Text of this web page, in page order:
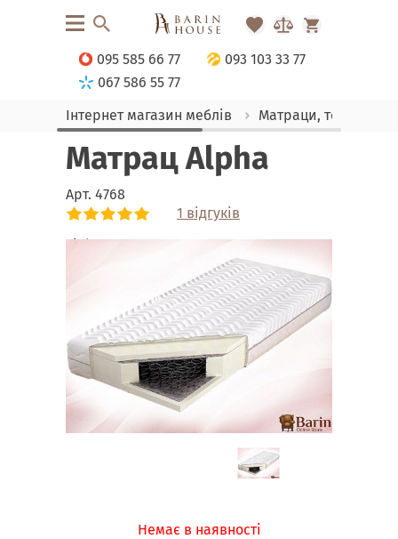
095 585 66 77
093 103 33 77
067 586 55 77
Інтернет магазин меблів
Матраци, текстиль
Матрац Alpha
Арт. 4768
1 відгуків
Link
Немає в наявності